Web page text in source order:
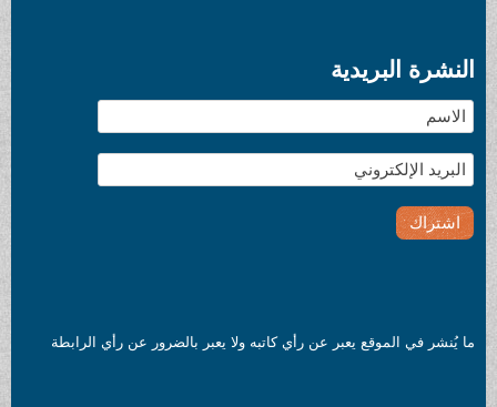
كاتبه ولا يعبر بالضرور عن رأي الرابطة